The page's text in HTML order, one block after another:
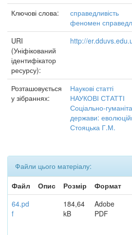
Ключові слова:
справедливість
феномен
URI
(Уніфікований
ідентифікатор
ресурсу):
http://
Розташовується
у зібраннях:
Наукові статті
НАУКОВІ СТАТТІ
Соціально-
держави:
Стояцька Г.М.
Файли цього матеріалу:
Файл
Опис Розмір
Формат
64.pd
f
184,64
kB
Adobe
PDF